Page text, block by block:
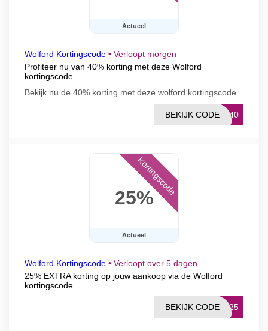
Actueel
Wolford Kortingscode • Verloopt morgen
Profiteer nu van 40% korting met deze Wolford
kortingscode
Bekijk nu de 40% korting met deze wolford kortingscode
OU40
BEKIJK CODE
25%
Actueel
Kortingscode
Wolford Kortingscode • Verloopt over 5 dagen
25% EXTRA korting op jouw aankoop via de Wolford
kortingscode
RA25
BEKIJK CODE